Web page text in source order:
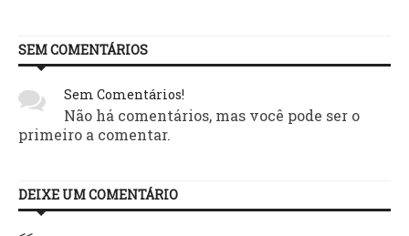
SEM COMENTÁRIOS
Sem Comentários!
Não há comentários, mas você pode ser o
primeiro a comentar.
DEIXE UM COMENTÁRIO